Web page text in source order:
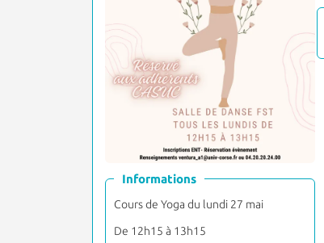
Informations
Cours de Yoga du lundi 27 mai
De 12h15 à 13h15